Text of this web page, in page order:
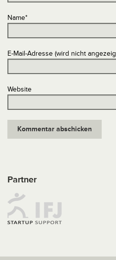
Name*
E-Mail-Adresse (wird nicht
Website
Partner